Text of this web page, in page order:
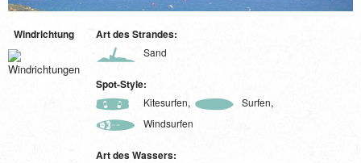
Windrichtung Art des Strandes:
Sand
Spot-Style:
Kitesurfen, Surfen,
Windsurfen
Art des Wassers: